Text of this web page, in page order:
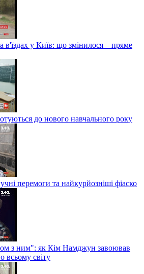
у Київ: що змінилося – пряме
до нового навчального року
перемоги та найкурйозніші фіаско
з ним": як Кім Намджун завоював
всьому світу